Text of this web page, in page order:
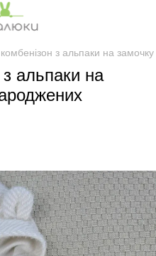
з альпаки на
альпаки на